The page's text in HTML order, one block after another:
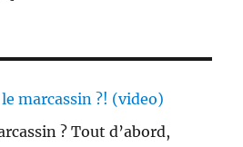
marcassin ?! (video)
? Tout d’abord,